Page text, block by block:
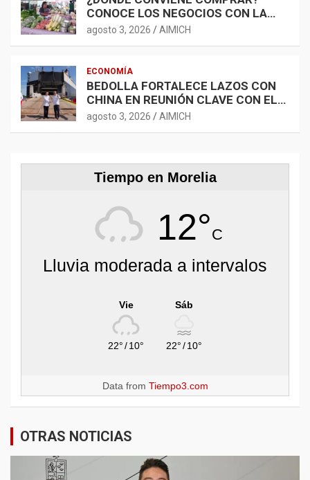
CONOCE LOS NEGOCIOS CON LA
CANASTA BÁSICA MÁS ACCESIBLE
agosto 3, 2026 AIMICH
ECONOMÍA
BEDOLLA FORTALECE LAZOS CON
CHINA EN REUNIÓN CLAVE CON EL
EMBAJADOR CHEN DAOJIANG
agosto 3, 2026 AIMICH
Tiempo en Morelia
12°C
Lluvia moderada a intervalos
Vie
22°/10°
Sáb
22°/10°
Data from Tiempo3.com
OTRAS NOTICIAS